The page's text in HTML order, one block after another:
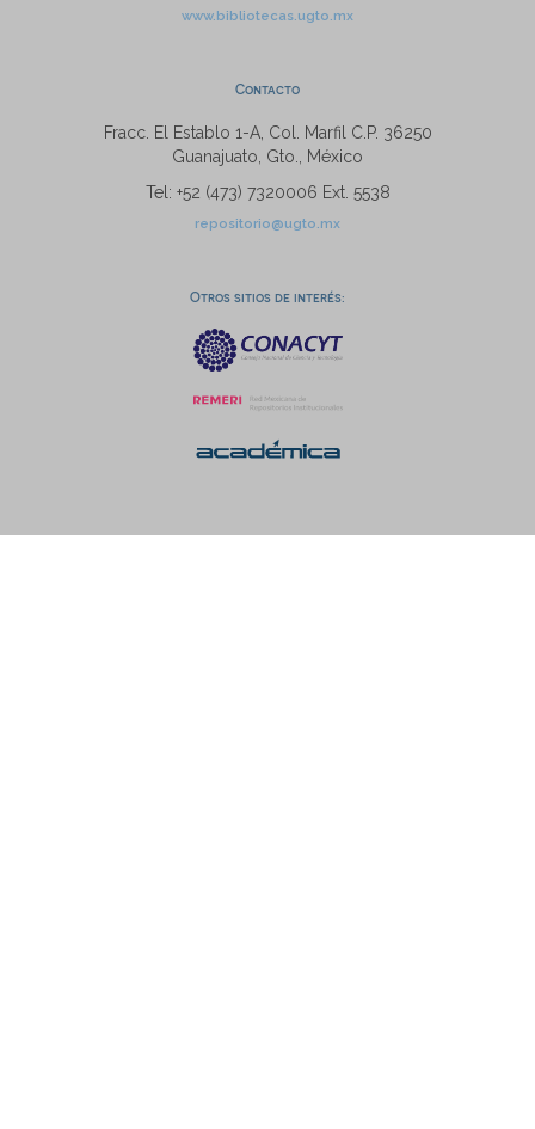
www.bibliotecas.ugto.mx
Contacto
Fracc. El Establo 1-A, Col. Marfil C.P. 36250
Guanajuato, Gto., México
Tel: +52 (473) 7320006 Ext. 5538
repositorio@ugto.mx
Otros sitios de interés: